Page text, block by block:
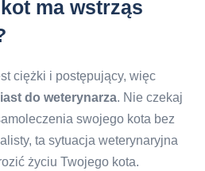
ma wstrząs
ciężki i postępujący, więc
do weterynarza. Nie czekaj
swojego kota bez
ta sytuacja weterynaryjna
życiu Twojego kota.